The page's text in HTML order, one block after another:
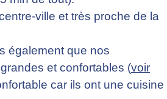
ville et très proche de la
également que nos
et confortables (voir
car ils ont une cuisine